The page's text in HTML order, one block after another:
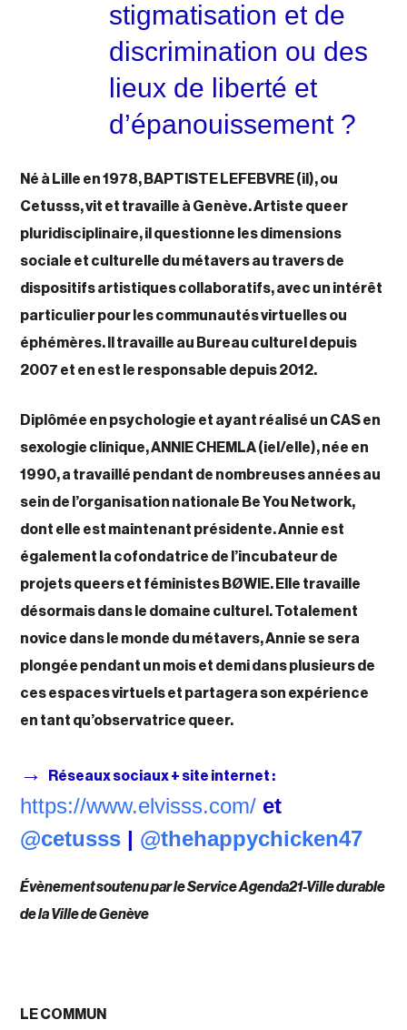
stigmatisation et de
discrimination ou des
lieux de liberté et
d’épanouissement ?
Né à Lille en 1978, BAPTISTE LEFEBVRE(il),ou
Cetusss,vit et travaille à Genève. Artiste queer
pluridisciplinaire, il questionne les dimensions
sociale et culturelle du métaversau travers de
dispositifs artistiques collaboratifs, avec un intérêt
particulier pour les communautés virtuelles ou
éphémères. Il travaille au Bureau culturel depuis
2007 et en est le responsable depuis 2012.
Diplômée en psychologie et ayant réalisé un CAS en
sexologie clinique,ANNIE CHEMLA(iel/elle), née en
1990,a travaillé pendant de nombreuses années au
sein de l’organisation nationale Be You Network,
dont elle est maintenant présidente. Annie est
également la cofondatrice de l’incubateur de
projets queers et féministes BØWIE. Elle travaille
désormais dans le domaine culturel. Totalement
novice dans le monde du métavers, Annie se sera
plongée pendant un mois et demi dans plusieurs de
ces espaces virtuels et partagera son expérience
en tant qu’observatrice queer.
→ Réseaux sociaux + site internet :
https://www.elvisss.com/ et
@cetusss | @thehappychicken47
Évènement soutenu par le Service Agenda21-Ville durable
de la Ville de Genève
LE COMMUN